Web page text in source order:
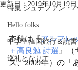
特集 シュテファン・
Hello folks
中学生韓国旅行＆読
巡礼となりて
更新日： 2019年10月19日
本稿は『アルフレ
＋高良勉 詩選 』（
ス、2009年）の「